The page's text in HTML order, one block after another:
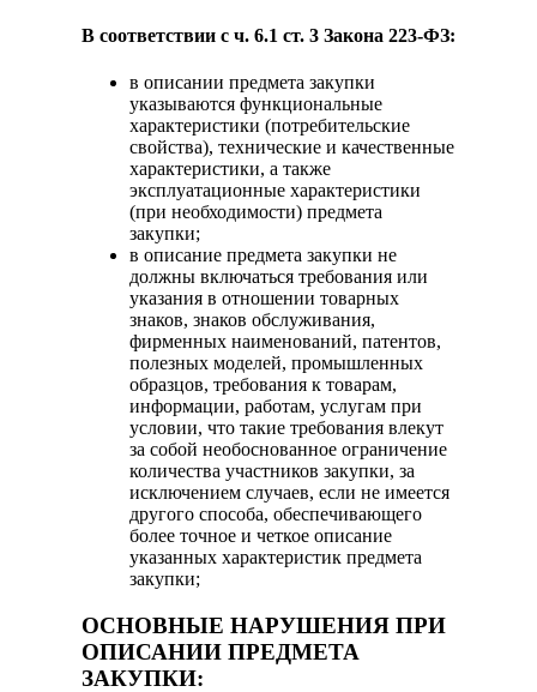
В соответствии с ч. 6.1 ст. 3 Закона 223-ФЗ:
в описании предмета закупки
указываются функциональные
характеристики (потребительские
свойства), технические и качественные
характеристики, а также
эксплуатационные характеристики
(при необходимости) предмета
закупки;
в описание предмета закупки не
должны включаться требования или
указания в отношении товарных
знаков, знаков обслуживания,
фирменных наименований, патентов,
полезных моделей, промышленных
образцов, требования к товарам,
информации, работам, услугам при
условии, что такие требования влекут
за собой необоснованное ограничение
количества участников закупки, за
исключением случаев, если не имеется
другого способа, обеспечивающего
более точное и четкое описание
указанных характеристик предмета
закупки;
ОСНОВНЫЕ НАРУШЕНИЯ ПРИ
ОПИСАНИИ ПРЕДМЕТА
ЗАКУПКИ: